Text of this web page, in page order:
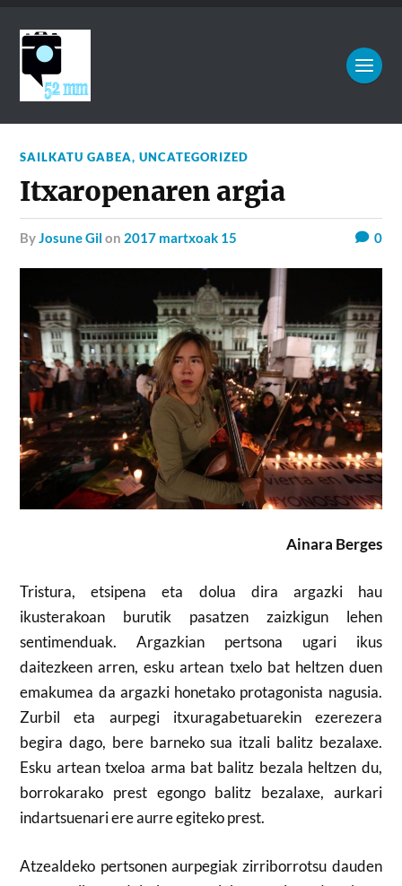
SAILKATU GABEA,UNCATEGORIZED
Itxaropenaren argia
byJosune Gil on 2017 martxoak 15 0
Ainara Berges
Tristura, etsipena eta dolua dira argazki hau
ikusterakoan burutik pasatzen zaizkigun lehen
sentimenduak. Argazkian pertsona ugari ikus
daitezkeen arren, esku artean txelo bat heltzen duen
emakumea da argazki honetako protagonista nagusia.
Zurbil eta aurpegi itxuragabetuarekin ezerezera
begira dago, bere barneko sua itzali balitz bezalaxe.
Esku artean txeloa arma bat balitz bezala heltzen du,
borrokarako prest egongo balitz bezalaxe, aurkari
indartsuenari ere aurre egiteko prest.
Atzealdeko pertsonen aurpegiak zirriborrotsu dauden